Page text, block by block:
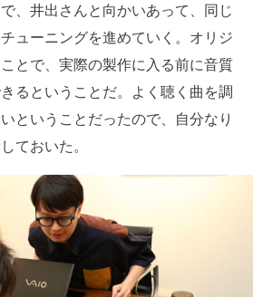
、井出さんと向かいあって、同じ
ューニングを進めていく。オリジ
とで、実際の製作に入る前に音質
るということだ。よく聴く曲を調
ということだったので、自分なり
ておいた。